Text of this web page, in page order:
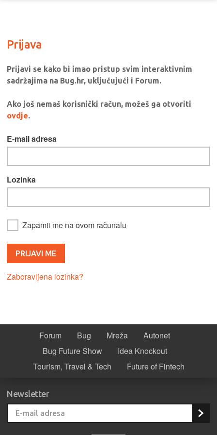
Prijava
Prijavi se kako bi imao pristup svim interaktivnim
sadržajima na Bug.hr, uključujući i Forum.
Ako još nemaš korisnički račun, možeš ga otvoriti
ovdje.
E-mail adresa
Lozinka
Zapamti me na ovom računalu
Zaboravljena lozinka?
Forum Bug Mreža
Autonet
Bug Future Show
Idea Knockout
Tourism, Travel & Tech
Future of Fintech
Newsletter